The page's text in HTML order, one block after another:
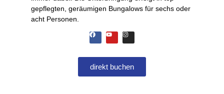
gepflegten, geräumigen Bungalows für sechs oder
acht Personen.
direkt buchen